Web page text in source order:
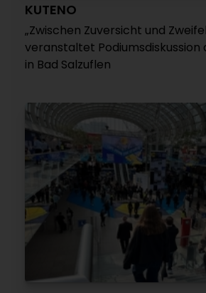
KUTENO
„Zwischen Zuversicht und
veranstaltet Podiumsdiskussion
in Bad Salzuflen